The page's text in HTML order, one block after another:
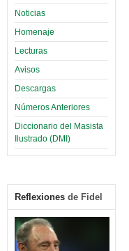
Noticias
Homenaje
Lecturas
Avisos
Descargas
Números Anteriores
Diccionario del Masista
Ilustrado (DMI)
Reflexiones de Fidel